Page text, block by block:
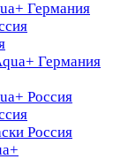
Германия
Германия
Россия
Россия